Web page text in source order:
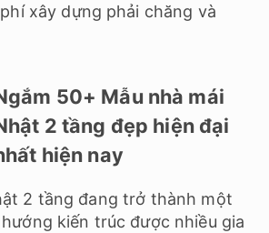
xây dựng phải chăng và
50+ Mẫu nhà mái
2 tầng đẹp hiện đại
hiện nay
2 tầng đang trở thành một
kiến trúc được nhiều gia